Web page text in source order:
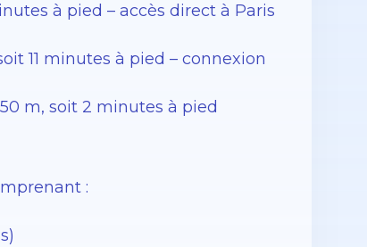
à pied – accès direct à Paris
11 minutes à pied – connexion
m, soit 2 minutes à pied
: